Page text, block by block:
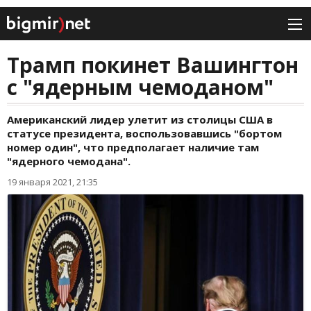
Трамп покинет Вашингтон
с "ядерным чемоданом"
Американский лидер улетит из столицы США в
статусе президента, воспользовавшись "бортом
номер один", что предполагает наличие там
"ядерного чемодана".
19 января 2021, 21:35